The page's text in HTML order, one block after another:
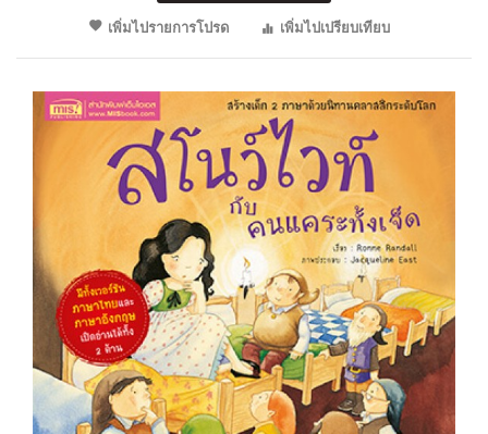
เพิ่มไปรายการโปรด
เพิ่มไปเปรียบเทียบ